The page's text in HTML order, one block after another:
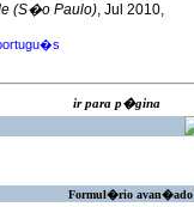
(S�o Paulo), Jul 2010,
ir para p�gina
Formul�rio avan�ado